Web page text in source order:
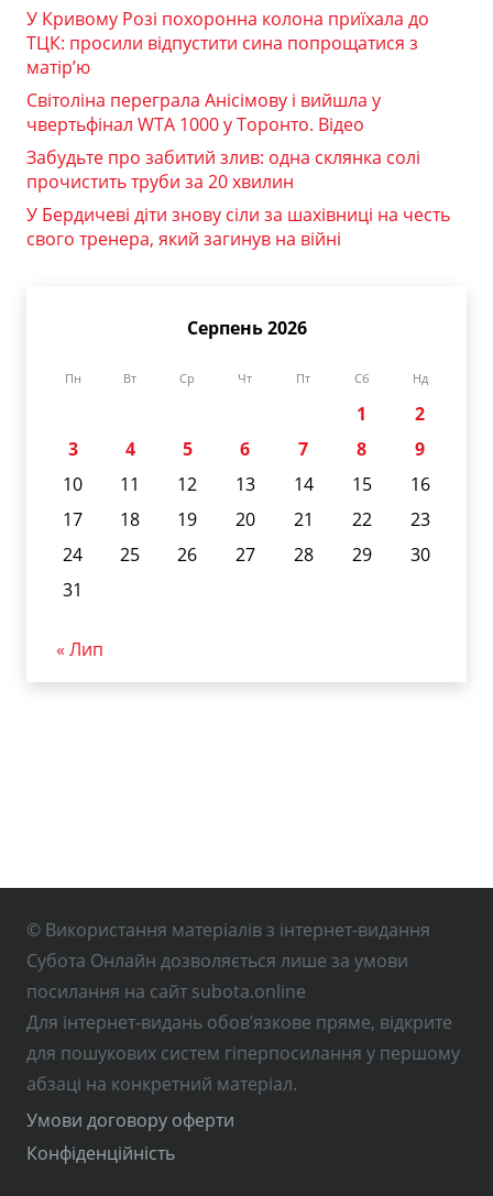
У Кривому Розі похоронна колона приїхала до
ТЦК: просили відпустити сина попрощатися з
матір’ю
Світоліна переграла Анісімову і вийшла у
чвертьфінал WTA 1000 у Торонто. Відео
Забудьте про забитий злив: одна склянка солі
прочистить труби за 20 хвилин
У Бердичеві діти знову сіли за шахівниці на честь
свого тренера, який загинув на війні
Серпень 2026
Пн Вт Ср Чт Пт Сб Нд
1
2
3
4 5 6 7 8
9
10
11 12 13 14 15
16
17
18 19 20 21 22
23
24
25 26 27 28 29
30
31
« Лип
© Використання матеріалів з інтернет-видання
Субота Онлайн дозволяється лише за умови
посилання на сайт subota.online
Для інтернет-видань обов’язкове пряме, відкрите
для пошукових систем гіперпосилання у першому
абзаці на конкретний матеріал.
Умови договору оферти
Конфіденційність